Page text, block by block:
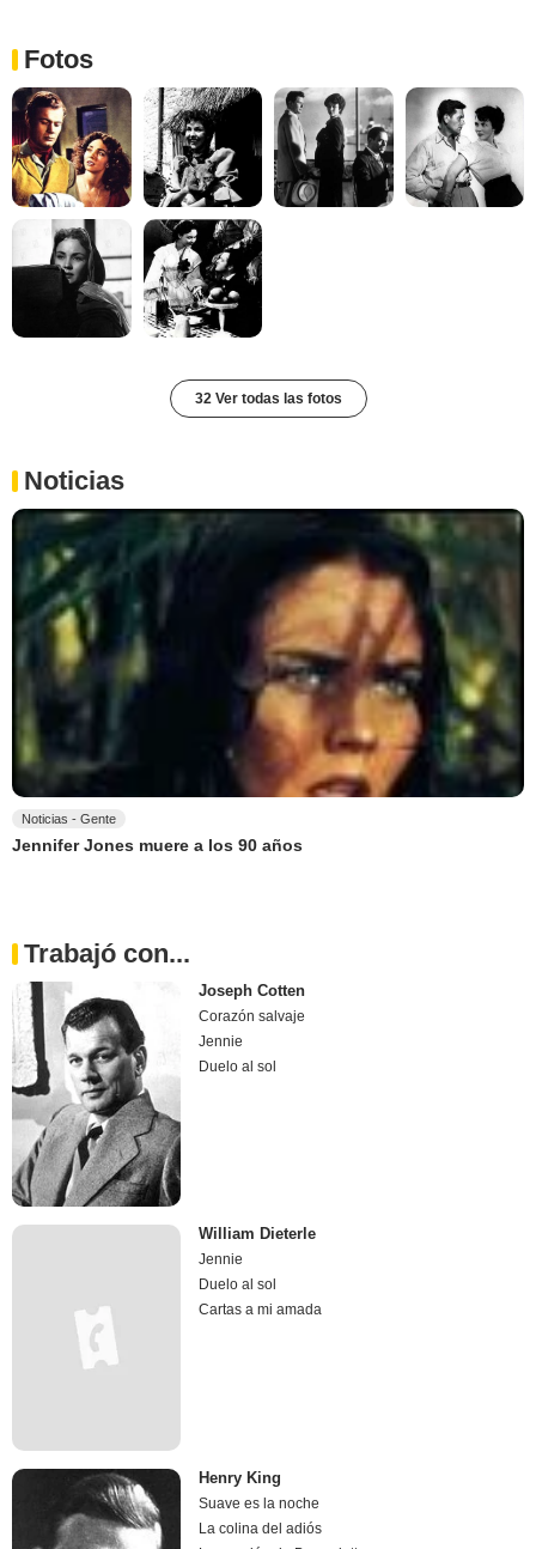
Fotos
32 Ver todas las fotos
Noticias
Noticias - Gente
Jennifer Jones muere a los 90 años
Trabajó con...
Joseph Cotten
Corazón salvaje
Jennie
Duelo al sol
William Dieterle
Jennie
Duelo al sol
Cartas a mi amada
Henry King
Suave es la noche
La colina del adiós